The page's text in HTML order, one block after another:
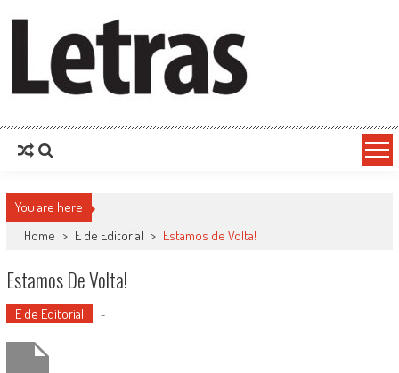
You are here
Home > E de Editorial > Estamos de Volta!
Estamos De Volta!
E de Editorial -